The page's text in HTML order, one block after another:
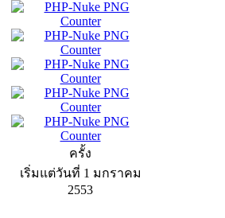
ครั้ง
เริ่มแต่วันที่ 1 มกราคม
2553